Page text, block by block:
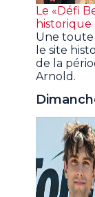
Le «Défi
Une toute
le site
de la
Arnold.